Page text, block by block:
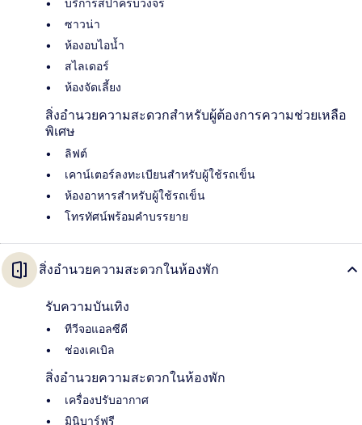
บริการสปาครบวงจร
ซาวน่า
ห้องอบไอน้ำ
สไลเดอร์
ห้องจัดเลี้ยง
สิ่งอำนวยความสะดวกสำหรับผู้ต้องการความช่วยเหลือ
พิเศษ
ลิฟต์
เคาน์เตอร์ลงทะเบียนสำหรับผู้ใช้รถเข็น
ห้องอาหารสำหรับผู้ใช้รถเข็น
โทรทัศน์พร้อมคำบรรยาย
สิ่งอำนวยความสะดวกในห้องพัก
รับความบันเทิง
ทีวีจอแอลซีดี
ช่องเคเบิล
สิ่งอำนวยความสะดวกในห้องพัก
เครื่องปรับอากาศ
มินิบาร์ฟรี